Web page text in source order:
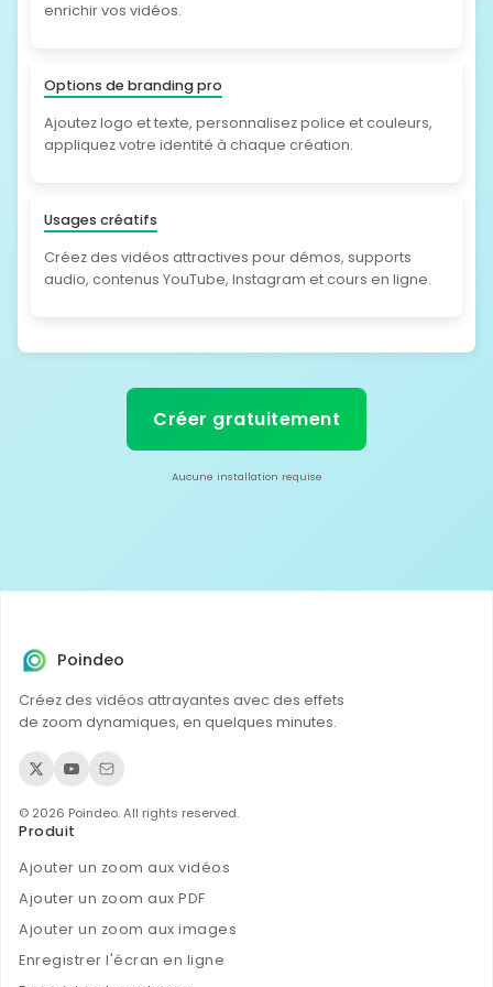
enrichir vos vidéos.
Options de branding pro
Ajoutez logo et texte, personnalisez police et couleurs,
appliquez votre identité à chaque création.
Usages créatifs
Créez des vidéos attractives pour démos, supports
audio, contenus YouTube, Instagram et cours en ligne.
Créer gratuitement
Aucune installation requise
Poindeo
Créez des vidéos attrayantes avec des effets
de zoom dynamiques, en quelques minutes.
© 2026 Poindeo. All rights reserved.
Produit
Ajouter un zoom aux vidéos
Ajouter un zoom aux PDF
Ajouter un zoom aux images
Enregistrer l'écran en ligne